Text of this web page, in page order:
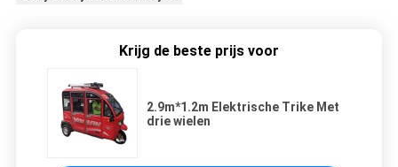
Krijg de beste prijs voor
2.9m*1.2m Elektrische Trike Met
drie wielen